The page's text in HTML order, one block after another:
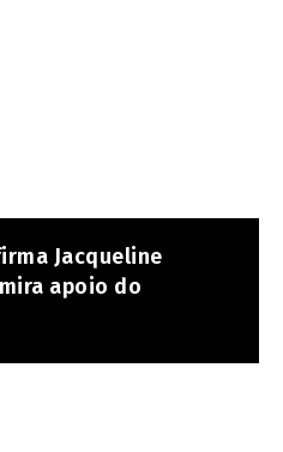
Jacqueline
apoio do